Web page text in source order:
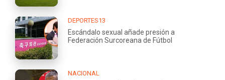
DEPORTES13
Escándalo sexual añade presión a
Federación Surcoreana de Fútbol
NACIONAL